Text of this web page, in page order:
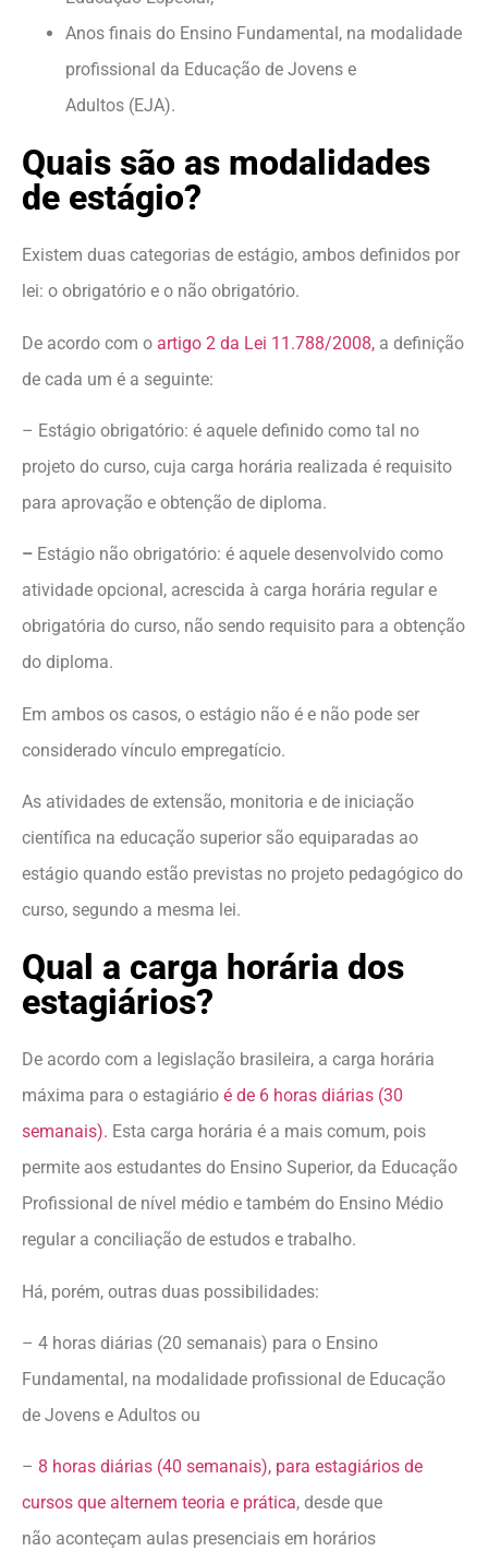
Anos finais do Ensino Fundamental, na modalidade
profissional da Educação de Jovens e
Adultos (EJA).
Quais são as modalidades
de estágio?
Existem duas categorias de estágio, ambos definidos por
lei: o obrigatório e o não obrigatório.
De acordo com o artigo 2 da Lei 11.788/2008, a definição
de cada um é a seguinte:
– Estágio obrigatório: é aquele definido como tal no
projeto do curso, cuja carga horária realizada é requisito
para aprovação e obtenção de diploma.
– Estágio não obrigatório: é aquele desenvolvido como
atividade opcional, acrescida à carga horária regular e
obrigatória do curso, não sendo requisito para a obtenção
do diploma.
Em ambos os casos, o estágio não é e não pode ser
considerado vínculo empregatício.
As atividades de extensão, monitoria e de iniciação
científica na educação superior são equiparadas ao
estágio quando estão previstas no projeto pedagógico do
curso, segundo a mesma lei.
Qual a carga horária dos
estagiários?
De acordo com a legislação brasileira, a carga horária
máxima para o estagiário é de 6 horas diárias (30
semanais). Esta carga horária é a mais comum, pois
permite aos estudantes do Ensino Superior, da Educação
Profissional de nível médio e também do Ensino Médio
regular a conciliação de estudos e trabalho.
Há, porém, outras duas possibilidades:
– 4 horas diárias (20 semanais) para o Ensino
Fundamental, na modalidade profissional de Educação
de Jovens e Adultos ou
– 8 horas diárias (40 semanais), para estagiários de
cursos que alternem teoria e prática, desde que
não aconteçam aulas presenciais em horários